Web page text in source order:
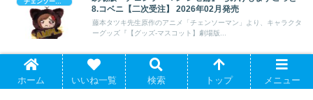
8.コベニ【二次受注】 2026年02月発売
藤本タツキ先生原作のアニメ「チェンソーマン」より、キャラクタ
ーグッズ『【グッズ-マスコット】劇場版...
劇場版『チェンソーマン レゼ篇』 アクリルスタンド
6.BEAM【再販】 2025年12月発売
ホーム いいね一覧 検索 トップ メニュー